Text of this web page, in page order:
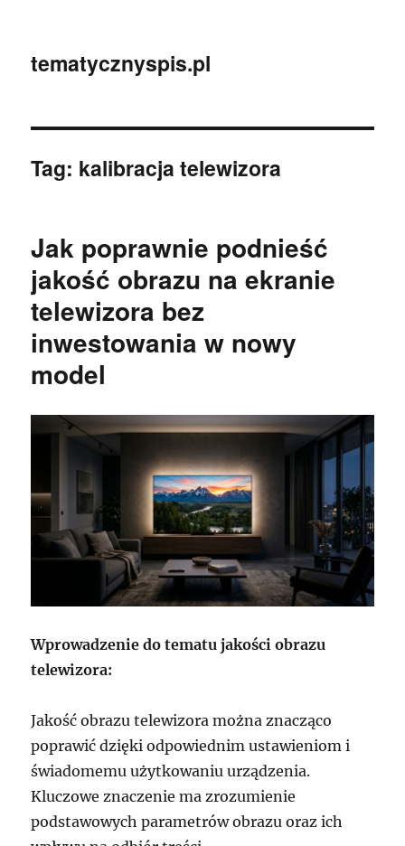
tematycznyspis.pl
Tag: kalibracja telewizora
Jak poprawnie podnieść
jakość obrazu na ekranie
telewizora bez
inwestowania w nowy
model
Wprowadzenie do tematu jakości obrazu
telewizora:
Jakość obrazu telewizora można znacząco
poprawić dzięki odpowiednim ustawieniom i
świadomemu użytkowaniu urządzenia.
Kluczowe znaczenie ma zrozumienie
podstawowych parametrów obrazu oraz ich